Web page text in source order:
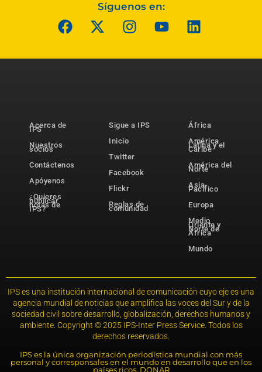
Síguenos en:
Acerca de
IPS
Nuestros
socios
Contáctenos
Apóyenos
¿Quieres
publicar
notas de
IPS?
Sigue a IPS
Inicio
Twitter
Facebook
Flickr
Reglas de
comunidad
África
América
Latina y el
Caribe
América del
Norte
Asia-
Pacífico
Europa
Medio
Oriente y
Norte de
África
Mundo
IPS es una institución internacional de comunicación cuyo eje es una
agencia mundial de noticias que amplifica las voces del Sur y de la
sociedad civil sobre desarrollo, globalización, derechos humanos y
ambiente. Copyright © 2025 IPS-Inter Press Service. Todos los
derechos reservados.
IPS es la única organización periodística mundial con más
personal y corresponsales en el mundo en desarrollo que en los
países ricos. DONAR